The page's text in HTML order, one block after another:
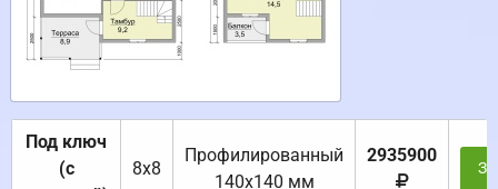
Под ключ
(с
8х8
Профилированный
140х140 мм
2935900